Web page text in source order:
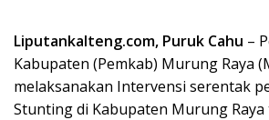
Liputankalteng.com, Puruk Cahu –
Kabupaten (Pemkab) Murung Raya
melaksanakan Intervensi serentak
Stunting di Kabupaten Murung Raya